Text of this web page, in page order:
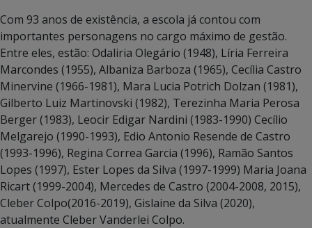
Com 93 anos de existência, a escola já contou com
importantes personagens no cargo máximo de gestão.
Entre eles, estão: Odaliria Olegário (1948), Líria Ferreira
Marcondes (1955), Albaniza Barboza (1965), Cecília Castro
Minervine (1966-1981), Mara Lucia Potrich Dolzan (1981),
Gilberto Luiz Martinovski (1982), Terezinha Maria Perosa
Berger (1983), Leocir Edigar Nardini (1983-1990) Cecílio
Melgarejo (1990-1993), Edio Antonio Resende de Castro
(1993-1996), Regina Correa Garcia (1996), Ramão Santos
Lopes (1997), Ester Lopes da Silva (1997-1999) Maria Joana
Ricart (1999-2004), Mercedes de Castro (2004-2008, 2015),
Cleber Colpo(2016-2019), Gislaine da Silva (2020),
atualmente Cleber Vanderlei Colpo.